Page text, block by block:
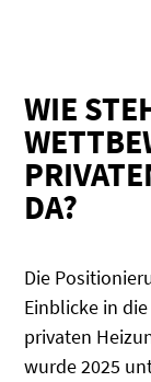
WIE
DA?
Die
Einblicke in
privaten
wurde 2025